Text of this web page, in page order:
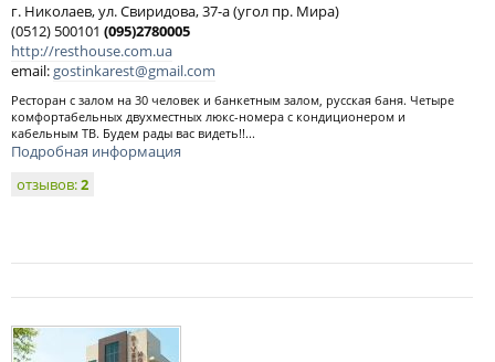
г. Николаев, ул. Свиридова, 37-а (угол пр. Мира)
(0512) 500101 (095)2780005
http://resthouse.com.ua
email: gostinkarest@gmail.com
Ресторан с залом на 30 человек и банкетным залом, русская баня. Четыре
комфортабельных двухместных люкс-номера с кондиционером и
кабельным ТВ. Будем рады вас видеть!!...
Подробная информация
отзывов:2